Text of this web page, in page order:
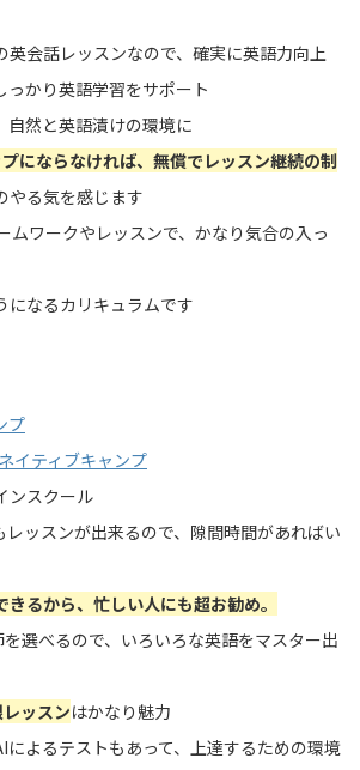
英会話レッスンなので、確実に英語力向上
っかり英語学習をサポート
自然と英語漬けの環境に
にならなければ、無償でレッスン継続の制
やる気を感じます
ムワークやレッスンで、かなり気合の入っ
になるカリキュラムです
プ
ネイティブキャンプ
ンスクール
ッスンが出来るので、隙間時間があればい
るから、忙しい人にも超お勧め。
選べるので、いろいろな英語をマスター出
ッスンはかなり魅力
によるテストもあって、上達するための環境